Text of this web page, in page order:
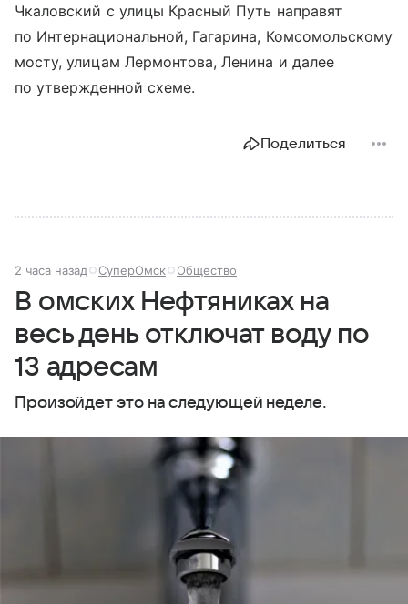
Чкаловский с улицы Красный Путь направят
по Интернациональной, Гагарина, Комсомольскому
мосту, улицам Лермонтова, Ленина и далее
по утвержденной схеме.
Поделиться
2 часа назад СуперОмск Общество
В омских Нефтяниках на
весь день отключат воду по
13 адресам
Произойдет это на следующей неделе.